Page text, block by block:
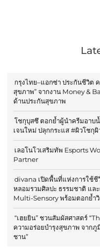
กรุงไทย–แอกซ่า ประกันชีวิต
สุขภาพ” จากงาน Money &
ด้านประกันสุขภาพ
โชกุบุสซึ ตอกย้ำผู้นำครีมอาบ
เจนใหม่ ปลุกกระแส #ผิวโชกุผิ
เลอโนโวเสริมทัพ Esports
Partner
divana เปิดพื้นที่แห่งการใช้ชี
หลอมรวมศิลปะ ธรรมชาติ แล
Multi-Sensory พร้อมตอกย้ำ
“เฮยยิน” ชวนสัมผัสศาสตร์
ความอร่อยบำรุงสุขภาพ จาก
ชาน”